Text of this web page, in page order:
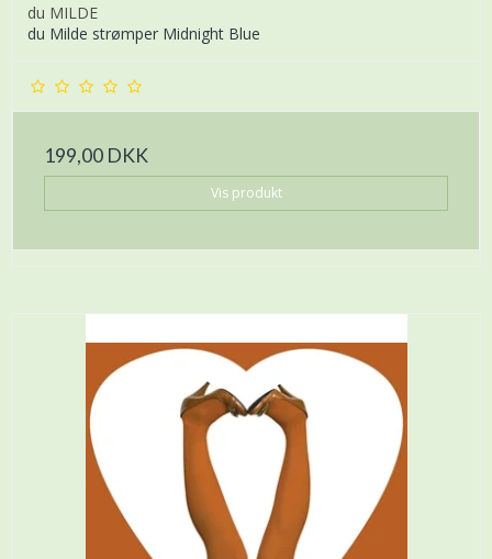
du MILDE
du Milde strømper Midnight Blue
199,00 DKK
Vis produkt